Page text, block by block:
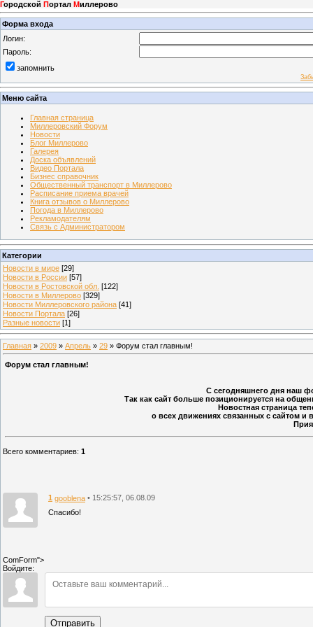
Городской Портал Миллерово
Форма входа
Логин:
Пароль:
запомнить
Меню сайта
Главная страница
Миллеровский Форум
Новости
Блог Миллерово
Галерея
Доска объявлений
Видео Портала
Бизнес справочник
Общественный транспорт в Миллерово
Расписание приема врачей
Книга отзывов о Миллерово
Погода в Миллерово
Рекламодателям
Связь с Администратором
Категории
Новости в мире [29]
Новости в России [57]
Новости в Ростовской обл. [122]
Новости в Миллерово [329]
Новости Миллеровского района [41]
Новости Портала [26]
Разные новости [1]
Главная » 2009 » Апрель » 29 » Форум стал главным!
Форум стал главным!
С сегодняшнего дня наш
Так как сайт больше позиционируется на
Новостная страница
о всех движениях связанных с сайтом
Всего комментариев: 1
1 gooblena • 15:25:57, 06.08.09
Спасибо!
ComForm">
Войдите:
Отправить